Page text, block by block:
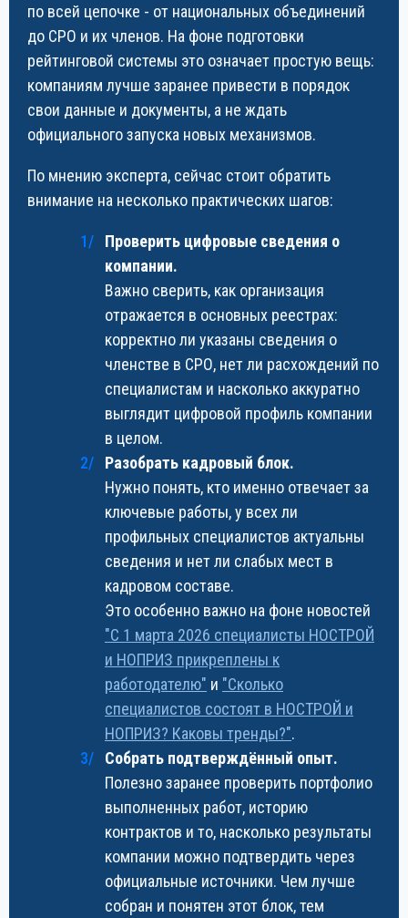
по всей цепочке - от национальных объединений
до СРО и их членов. На фоне подготовки
рейтинговой системы это означает простую вещь:
компаниям лучше заранее привести в порядок
свои данные и документы, а не ждать
официального запуска новых механизмов.
По мнению эксперта, сейчас стоит обратить
внимание на несколько практических шагов:
Проверить цифровые сведения о
компании.
Важно сверить, как организация
отражается в основных реестрах:
корректно ли указаны сведения о
членстве в СРО, нет ли расхождений по
специалистам и насколько аккуратно
выглядит цифровой профиль компании
в целом.
Разобрать кадровый блок.
Нужно понять, кто именно отвечает за
ключевые работы, у всех ли
профильных специалистов актуальны
сведения и нет ли слабых мест в
кадровом составе.
Это особенно важно на фоне новостей
"С 1 марта 2026 специалисты НОСТРОЙ
и НОПРИЗ прикреплены к
работодателю" и "Сколько
специалистов состоят в НОСТРОЙ и
НОПРИЗ? Каковы тренды?".
Собрать подтверждённый опыт.
Полезно заранее проверить портфолио
выполненных работ, историю
контрактов и то, насколько результаты
компании можно подтвердить через
официальные источники. Чем лучше
собран и понятен этот блок, тем